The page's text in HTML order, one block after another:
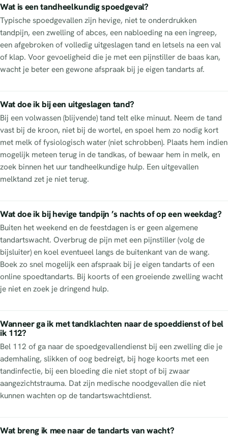
Wat is een tandheelkundig spoedgeval?
Typische spoedgevallen zijn hevige, niet te onderdrukken
tandpijn, een zwelling of abces, een nabloeding na een ingreep,
een afgebroken of volledig uitgeslagen tand en letsels na een val
of klap. Voor gevoeligheid die je met een pijnstiller de baas kan,
wacht je beter een gewone afspraak bij je eigen tandarts af.
Wat doe ik bij een uitgeslagen tand?
Bij een volwassen (blijvende) tand telt elke minuut. Neem de tand
vast bij de kroon, niet bij de wortel, en spoel hem zo nodig kort
met melk of fysiologisch water (niet schrobben). Plaats hem indien
mogelijk meteen terug in de tandkas, of bewaar hem in melk, en
zoek binnen het uur tandheelkundige hulp. Een uitgevallen
melktand zet je niet terug.
Wat doe ik bij hevige tandpijn ’s nachts of op een weekdag?
Buiten het weekend en de feestdagen is er geen algemene
tandartswacht. Overbrug de pijn met een pijnstiller (volg de
bijsluiter) en koel eventueel langs de buitenkant van de wang.
Boek zo snel mogelijk een afspraak bij je eigen tandarts of een
online spoedtandarts. Bij koorts of een groeiende zwelling wacht
je niet en zoek je dringend hulp.
Wanneer ga ik met tandklachten naar de spoeddienst of bel
ik 112?
Bel 112 of ga naar de spoedgevallendienst bij een zwelling die je
ademhaling, slikken of oog bedreigt, bij hoge koorts met een
tandinfectie, bij een bloeding die niet stopt of bij zwaar
aangezichtstrauma. Dat zijn medische noodgevallen die niet
kunnen wachten op de tandartswachtdienst.
Wat breng ik mee naar de tandarts van wacht?